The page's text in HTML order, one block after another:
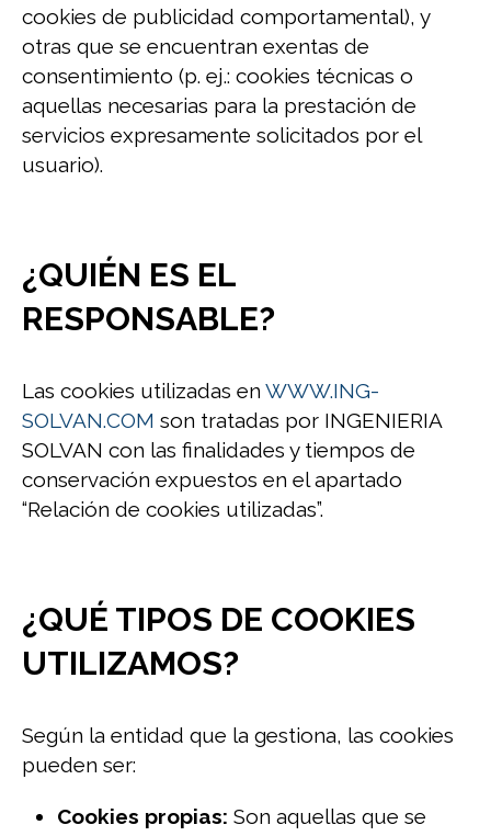
cookies de publicidad comportamental), y
otras que se encuentran exentas de
consentimiento (p. ej.: cookies técnicas o
aquellas necesarias para la prestación de
servicios expresamente solicitados por el
usuario).
¿QUIÉN ES EL
RESPONSABLE?
Las cookies utilizadas en WWW.ING-
SOLVAN.COM son tratadas por INGENIERIA
SOLVAN con las finalidades y tiempos de
conservación expuestos en el apartado
“Relación de cookies utilizadas”.
¿QUÉ TIPOS DE COOKIES
UTILIZAMOS?
Según la entidad que la gestiona, las cookies
pueden ser:
Cookies propias: Son aquellas que se